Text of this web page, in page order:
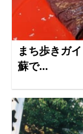
まち歩きガ
蘇で...